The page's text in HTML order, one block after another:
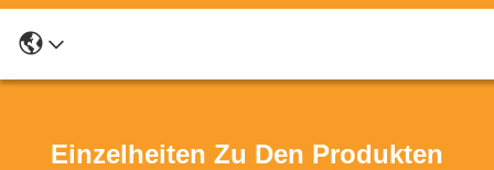
Einzelheiten Zu Den Produkten